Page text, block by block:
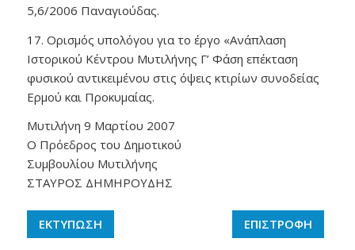
5,6/2006 Παναγιούδας.
17. Ορισμός υπολόγου για το έργο «Ανάπλαση
Ιστορικού Κέντρου Μυτιλήνης Γ’ Φάση επέκταση
φυσικού αντικειμένου στις όψεις κτιρίων συνοδείας
Ερμού και Προκυμαίας.
Μυτιλήνη 9 Μαρτίου 2007
Ο Πρόεδρος του Δημοτικού
Συμβουλίου Μυτιλήνης
ΣΤΑΥΡΟΣ ΔΗΜΗΡΟΥΔΗΣ
ΕΚΤΥΠΩΣΗ ΕΠΙΣΤΡΟΦΗ